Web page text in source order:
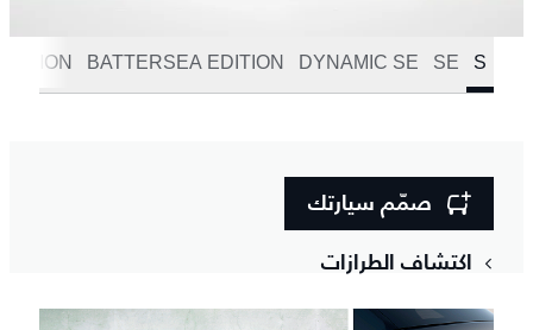
S
SE
DYNAMIC SE
BATTERSEA EDITION
صمّم سيارتك
اكتشاف الطرازات